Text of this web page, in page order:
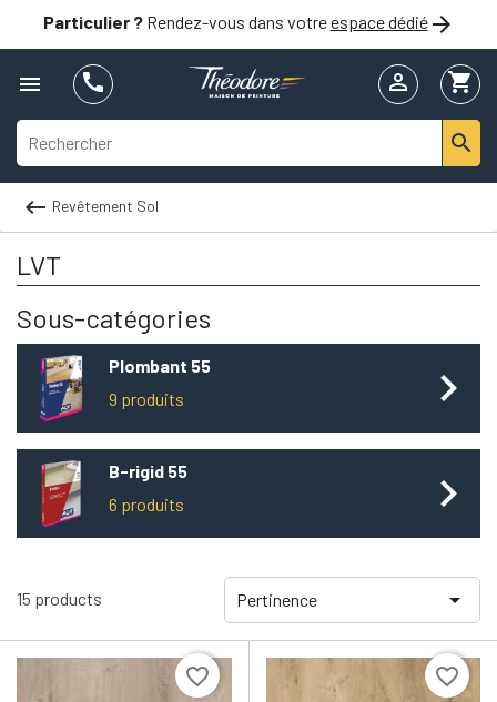
Particulier ?Rendez-vous dans votreespace dédié
  shopping_cart


 Revêtement Sol
LVT
Sous-catégories
plombant 55
9 produits

b-rigid 55
6 produits

15 products Pertinence 
favorite_border favorite_border